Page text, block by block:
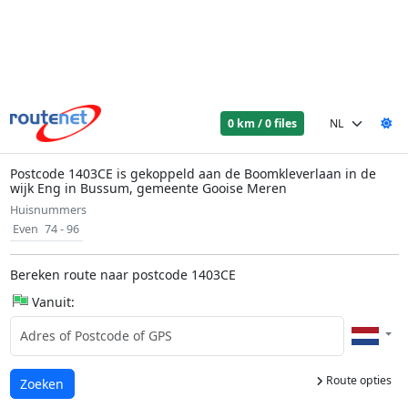
0 km / 0 files
Postcode 1403CE is gekoppeld aan de Boomkleverlaan in de
wijk Eng in Bussum, gemeente Gooise Meren
Huisnummers
Even 74 - 96
Bereken route naar postcode 1403CE
Vanuit:
Route opties
Laden...
Zoeken